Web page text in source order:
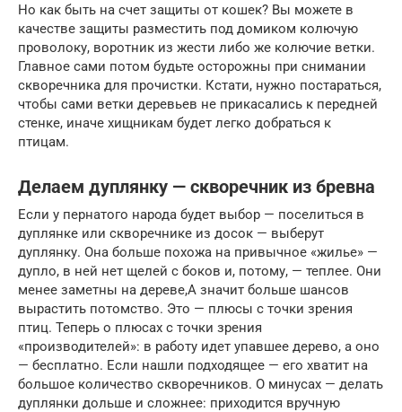
Но как быть на счет защиты от кошек? Вы можете в
качестве защиты разместить под домиком колючую
проволоку, воротник из жести либо же колючие ветки.
Главное сами потом будьте осторожны при снимании
скворечника для прочистки. Кстати, нужно постараться,
чтобы сами ветки деревьев не прикасались к передней
стенке, иначе хищникам будет легко добраться к
птицам.
Делаем дуплянку — скворечник из бревна
Если у пернатого народа будет выбор — поселиться в
дуплянке или скворечнике из досок — выберут
дуплянку. Она больше похожа на привычное «жилье» —
дупло, в ней нет щелей с боков и, потому, — теплее. Они
менее заметны на дереве,А значит больше шансов
вырастить потомство. Это — плюсы с точки зрения
птиц. Теперь о плюсах с точки зрения
«производителей»: в работу идет упавшее дерево, а оно
— бесплатно. Если нашли подходящее — его хватит на
большое количество скворечников. О минусах — делать
дуплянки дольше и сложнее: приходится вручную